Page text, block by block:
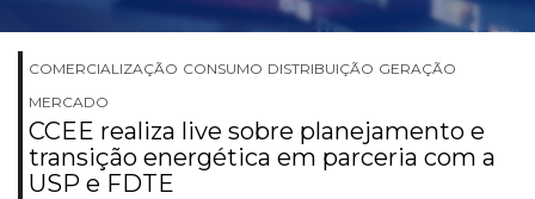
COMERCIALIZAÇÃO CONSUMO DISTRIBUIÇÃO GERAÇÃO
MERCADO
CCEE realiza live sobre planejamento e
transição energética em parceria com a
USP e FDTE